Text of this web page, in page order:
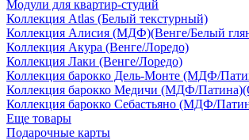
Модули для квартир-студий
Коллекция Atlas (Белый текстурный)
Коллекция Алисия (МДФ)(Венге/Белый
Коллекция Акура (Венге/Лоредо)
Коллекция Лаки (Венге/Лоредо)
Коллекция барокко Дель-Монте (МДФ/
Коллекция барокко Медичи (МДФ/
Коллекция барокко Себастьяно (МДФ/
Еще товары
Подарочные карты